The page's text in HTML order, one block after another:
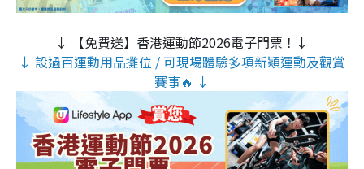
↓ 【免費送】香港運動節2026電子門票！↓
↓ 設過百運動用品攤位 / 可現場體驗多項新穎運動及觀賞
賽事🔥 ↓